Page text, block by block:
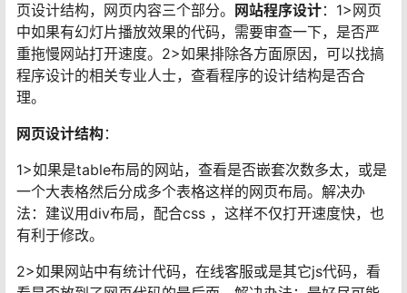
页设计结构，网页内容三个部分。
网站程序设计：1>网页
中如果有幻灯片播放效果的代码，需要审查一下，是否严
重拖慢网站打开速度。2>如果排除各方面原因，可以找搞
程序设计的相关专业人士，查看程序的设计结构是否合
理。
网页设计结构：
1>如果是table布局的网站，查看是否嵌套次数多太，或是
一个大表格然后分成多个表格这样的网页布局。解决办
法：建议用div布局，配合css ，这样不仅打开速度快，也
有利于修改。
2>如果网站中有统计代码，在线客服或是其它js代码，看